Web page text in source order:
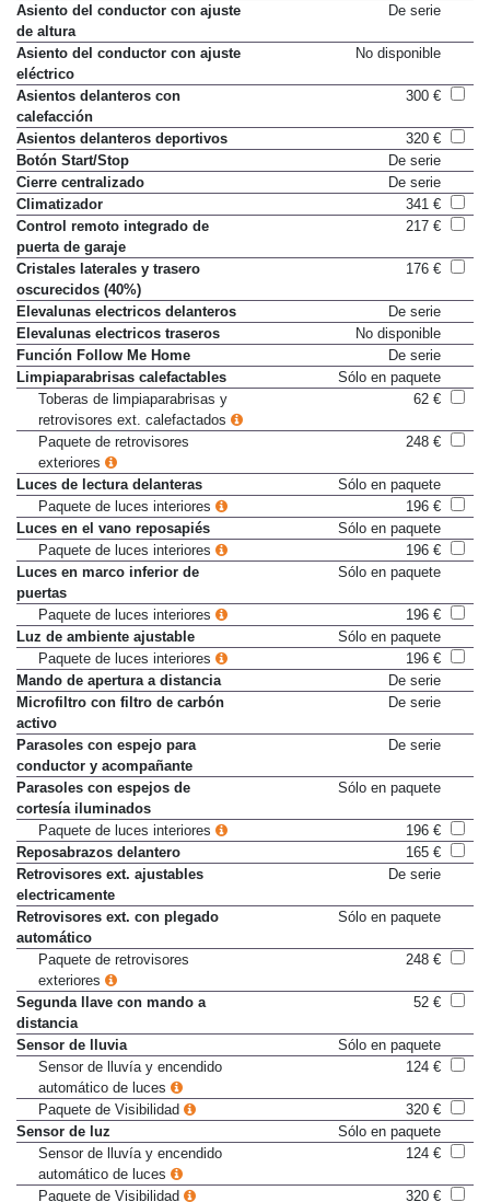
Asiento del conductor con ajuste
de altura
De serie
Asiento del conductor con ajuste
eléctrico
No disponible
Asientos delanteros con
calefacción
300 €
Asientos delanteros deportivos
320 €
Botón Start/Stop
De serie
Cierre centralizado
De serie
Climatizador
341 €
Control remoto integrado de
puerta de garaje
217 €
Cristales laterales y trasero
oscurecidos (40%)
176 €
Elevalunas electricos delanteros
De serie
Elevalunas electricos traseros
No disponible
Función Follow Me Home
De serie
Limpiaparabrisas calefactables
Sólo en paquete
Toberas de limpiaparabrisas y
retrovisores ext. calefactados
62 €
Paquete de retrovisores
exteriores
248 €
Luces de lectura delanteras
Sólo en paquete
Paquete de luces interiores
196 €
Luces en el vano reposapiés
Sólo en paquete
Paquete de luces interiores
196 €
Luces en marco inferior de
puertas
Sólo en paquete
Paquete de luces interiores
196 €
Luz de ambiente ajustable
Sólo en paquete
Paquete de luces interiores
196 €
Mando de apertura a distancia
De serie
Microfiltro con filtro de carbón
activo
De serie
Parasoles con espejo para
conductor y acompañante
De serie
Parasoles con espejos de
cortesía iluminados
Sólo en paquete
Paquete de luces interiores
196 €
Reposabrazos delantero
165 €
Retrovisores ext. ajustables
electricamente
De serie
Retrovisores ext. con plegado
automático
Sólo en paquete
Paquete de retrovisores
exteriores
248 €
Segunda llave con mando a
distancia
52 €
Sensor de lluvia
Sólo en paquete
Sensor de lluvía y encendido
automático de luces
124 €
Paquete de Visibilidad
320 €
Sensor de luz
Sólo en paquete
Sensor de lluvía y encendido
automático de luces
124 €
Paquete de Visibilidad 320 €